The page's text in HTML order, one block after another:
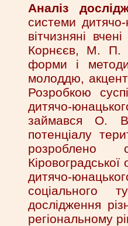
Аналіз
системи
вітчизняні
Корнєєв, М. П.
форми і методи
молоддю,
Розробкою
дитячо-
займався О.
потенціалу
розроблено
дитячо-
соціального
дослідження
регіональному